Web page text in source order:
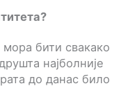
бити свакако
најболније
до данас било